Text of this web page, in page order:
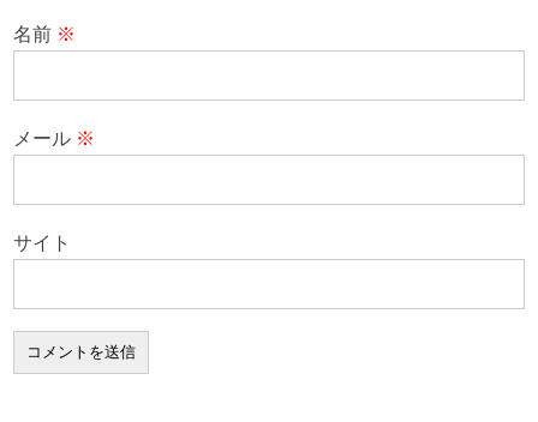
名前 ※
メール ※
サイト